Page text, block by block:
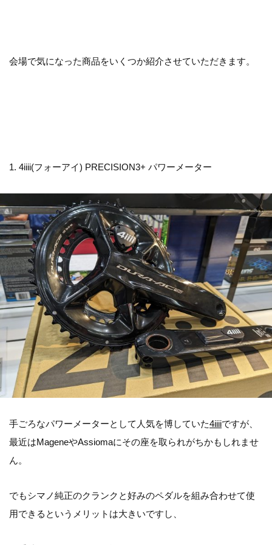
会場で気になった商品をいくつか紹介させていただきます。
1. 4iiii(フォーアイ) PRECISION3+ パワーメーター
手ごろなパワーメーターとして人気を博していた4iiiiですが、
最近はMageneやAssiomaにその座を取られがちかもしれませ
ん。
でもシマノ純正のクランクと好みのペダルを組み合わせて使
用できるというメリットは大きいですし、